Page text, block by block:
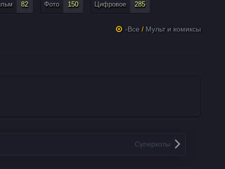
82 Фото 150 Цифровое 285
-Все / Мульт и комиксы
Суперкоты